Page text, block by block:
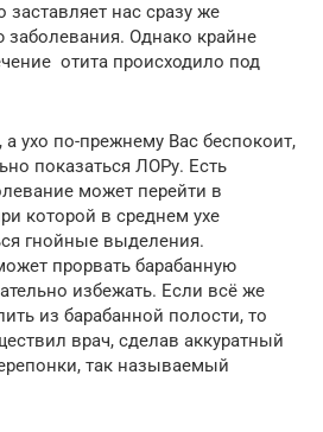
заставляет нас сразу же
заболевания. Однако крайне
отита происходило под
ухо по-прежнему Вас беспокоит,
показаться ЛОРу. Есть
может перейти в
которой в среднем ухе
гнойные выделения.
прорвать барабанную
избежать. Если всё же
из барабанной полости, то
врач, сделав аккуратный
так называемый